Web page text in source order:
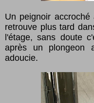
Un peignoir
retrouve plus tard
l'étage, sans doute
après un plongeon
adoucie.